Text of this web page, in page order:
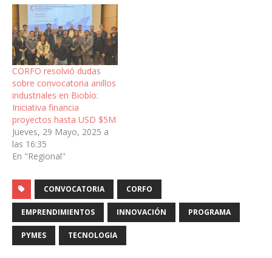
CORFO resolvió dudas
sobre convocatoria anillos
industriales en Biobío:
Iniciativa financia
proyectos hasta USD $5M
Jueves, 29 Mayo, 2025 a
las 16:35
En "Regional"
CONVOCATORIA CORFO
EMPRENDIMIENTOS INNOVACIÓN PROGRAMA
PYMES TECNOLOGIA